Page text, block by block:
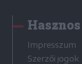
Hasznos
Impresszum
Szerzői jogok